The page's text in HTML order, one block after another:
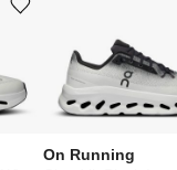
Ürünü istek listesine ekle veya listeden çıkar
On Running